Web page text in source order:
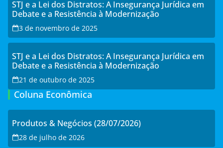
STJ e a Lei dos Distratos: A Insegurança Jurídica em
Debate e a Resistência à Modernização
3 de novembro de 2025
STJ e a Lei dos Distratos: A Insegurança Jurídica em
Debate e a Resistência à Modernização
21 de outubro de 2025
Coluna Econômica
Produtos & Negócios (28/07/2026)
28 de julho de 2026